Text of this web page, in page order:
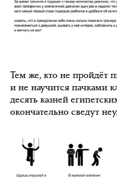
Тем же, кто не пройдёт
и не научится пачками
десять казней
окончательно сведут